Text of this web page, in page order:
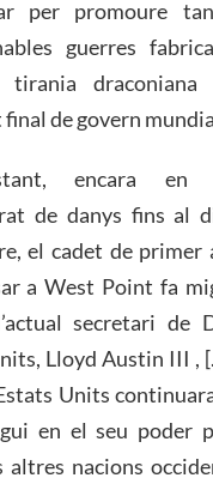
per promoure
guerres
tirania
de govern
encara
de danys fins al
el cadet de primer
a West Point fa
secretari de
Lloyd Austin III ,
Units
en el seu poder
altres nacions